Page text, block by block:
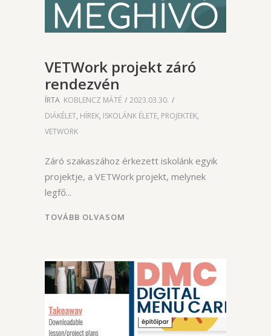
VETWork projekt záró
rendezvén
ÍRTA KOBLENCZ MÁTÉ
2023.03.30.
DIÁKÉLET, HÍREK, ISKOLÁNK ÉLETE, PROJEKTEK,
VETWORK
Záró szakaszához érkezett iskolánk egyik
projektje, a VETWork projekt, melynek
legfő
TOVÁBB OLVASOM